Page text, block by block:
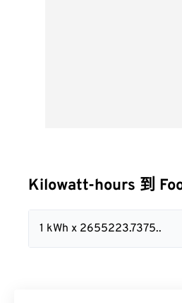
Kilowatt-hours 到
1 kWh x 2655223.7375..